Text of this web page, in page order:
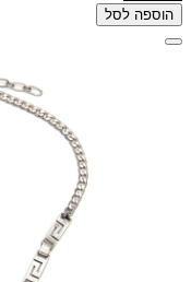
הוספה לסל